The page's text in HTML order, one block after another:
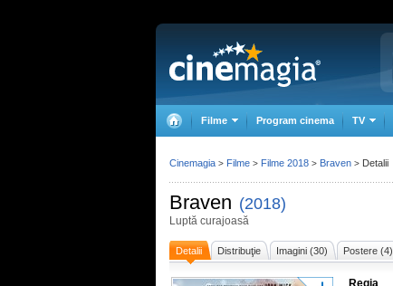
Filme Program cinema TV
Braven (2018)
Luptă curajoasă
Detalii Distribuţie Imagini (30) Postere (4)
Regia
Cinemagia > Filme > Filme 2018 > Braven > Detalii